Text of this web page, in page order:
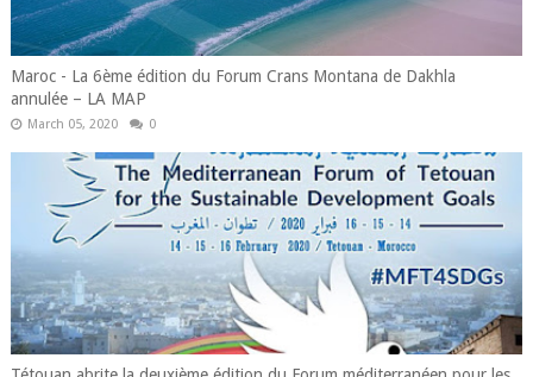
Maroc - La 6ème édition du Forum Crans Montana de Dakhla
annulée – LA MAP
March 05, 2020 0